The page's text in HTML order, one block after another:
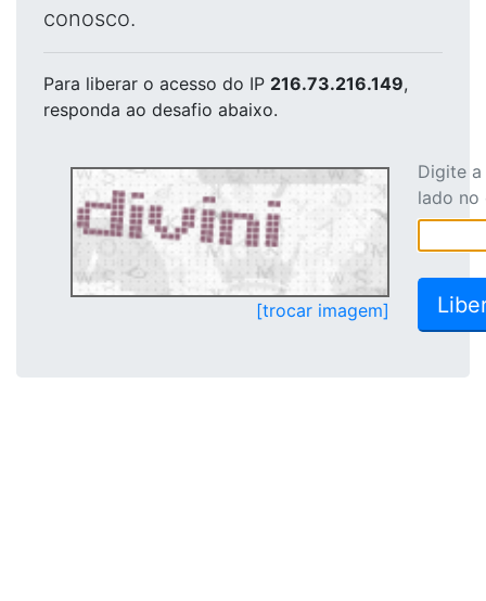
conosco.
Para liberar o acesso do IP 216.73.216.149,
responda ao desafio abaixo.
[trocar imagem]
Digite
lado no